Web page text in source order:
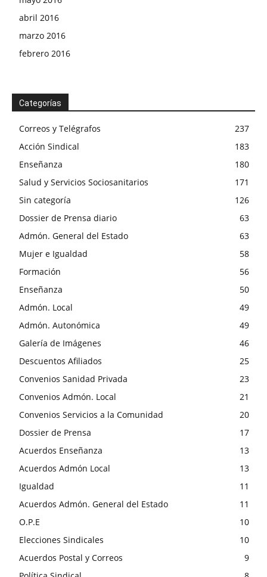
abril 2016
marzo 2016
febrero 2016
Categorías
Correos y Telégrafos
237
Acción Sindical
183
Enseñanza
180
Salud y Servicios Sociosanitarios
171
Sin categoría
126
Dossier de Prensa diario
63
Admón. General del Estado
63
Mujer e Igualdad
58
Formación
56
Enseñanza
50
Admón. Local
49
Admón. Autonómica
49
Galería de Imágenes
46
Descuentos Afiliados
25
Convenios Sanidad Privada
23
Convenios Admón. Local
21
Convenios Servicios a la Comunidad
20
Dossier de Prensa
17
Acuerdos Enseñanza
13
Acuerdos Admón Local
13
Igualdad
11
Acuerdos Admón. General del Estado
11
O.P.E
10
Elecciones Sindicales
10
Acuerdos Postal y Correos
9